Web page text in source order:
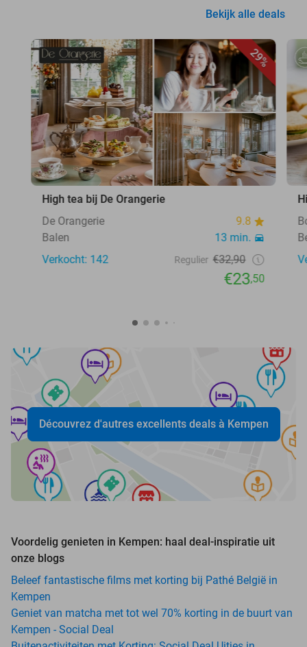
Bekijk alle deals
29%
High tea bij De Orangerie
De Orangerie
9.8
Balen
13 min.
Verkocht: 142
Regulier €32,90
€23,50
Découvrez d'autres excellents deals à Kempen
Voordelig genieten in Kempen: haal deal-inspiratie uit
onze blogs
Beleef fantastische films met korting bij Pathé België in
Kempen
Geniet van matcha met tot wel 70% korting in de buurt van
Kempen - Social Deal